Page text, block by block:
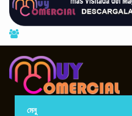
মেনু